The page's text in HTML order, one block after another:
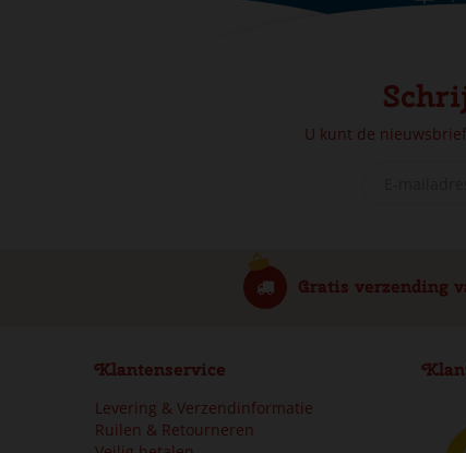
U kunt de
Gratis verzending
Klantenservice
Levering & Verzendinformatie
Ruilen & Retourneren